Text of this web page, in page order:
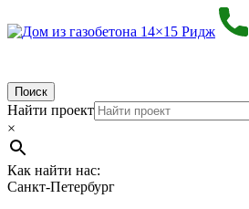
Поиск
Найти проект
×
Как найти нас:
Санкт-Петербург